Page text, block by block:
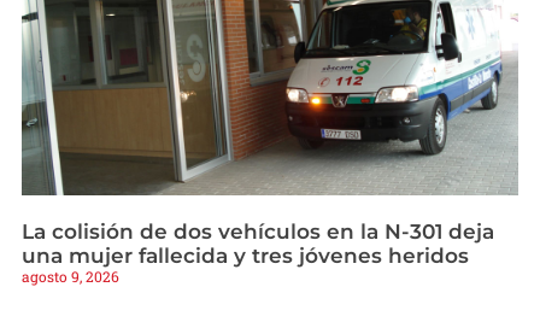
La colisión de dos vehículos en la N-301 deja
una mujer fallecida y tres jóvenes heridos
agosto 9, 2026